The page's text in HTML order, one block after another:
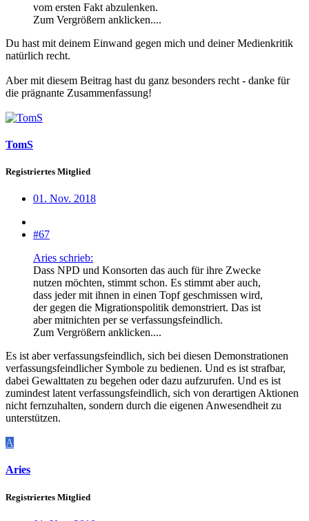
vom ersten Fakt abzulenken.
Zum Vergrößern anklicken....
Du hast mit deinem Einwand gegen mich und deiner Medienkritik
natürlich recht.
Aber mit diesem Beitrag hast du ganz besonders recht - danke für
die prägnante Zusammenfassung!
TomS
Registriertes Mitglied
01. Nov. 2018
#67
Aries schrieb:
Dass NPD und Konsorten das auch für ihre Zwecke
nutzen möchten, stimmt schon. Es stimmt aber auch,
dass jeder mit ihnen in einen Topf geschmissen wird,
der gegen die Migrationspolitik demonstriert. Das ist
aber mitnichten per se verfassungsfeindlich.
Zum Vergrößern anklicken....
Es ist aber verfassungsfeindlich, sich bei diesen Demonstrationen
verfassungsfeindlicher Symbole zu bedienen. Und es ist strafbar,
dabei Gewalttaten zu begehen oder dazu aufzurufen. Und es ist
zumindest latent verfassungsfeindlich, sich von derartigen Aktionen
nicht fernzuhalten, sondern durch die eigenen Anwesendheit zu
unterstützen.
A
Aries
Registriertes Mitglied